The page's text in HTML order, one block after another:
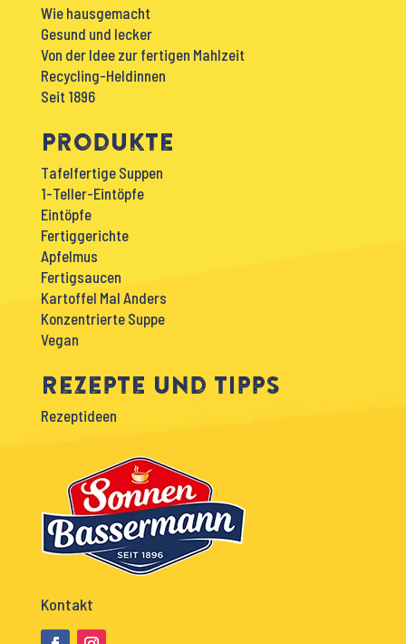
Wie hausgemacht
Gesund und lecker
Von der Idee zur fertigen Mahlzeit
Recycling-Heldinnen
Seit 1896
Produkte
Tafelfertige Suppen
1-Teller-Eintöpfe
Eintöpfe
Fertiggerichte
Apfelmus
Fertigsaucen
Kartoffel Mal Anders
Konzentrierte Suppe
Vegan
Rezepte und Tipps
Rezeptideen
Kontakt